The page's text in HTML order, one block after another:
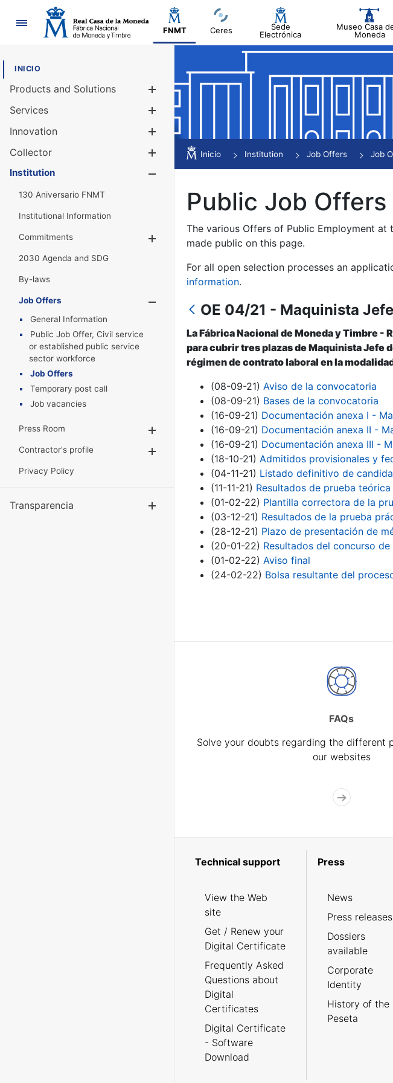
Navigation
FNMT Ceres
Sede
Electrónica
Museo Casa
Moneda
INICIO
Products and Solutions
Services
Innovation
Collector
Show/Hide
Institution
130 Aniversario FNMT
Institutional Information
Commitments
Show/Hide
2030 Agenda and SDG
By-laws
Job Offers
Show/Hide
General Information
Public Job Offer, Civil service
or established public service
sector workforce
Job Offers
Temporary post call
Job vacancies
Press Room
Show/Hide
Contractor's profile
Show/Hide
Privacy Policy
Transparencia Show/Hide
Inicio Institution Job Offers Job
Public Job Offers
The various Offers of Public Employment at
made public on this page.
For all open selection processes an
information.
OE 04/21 - Maquinista
La Fábrica Nacional de Moneda y Timbre -
para cubrir tres plazas de Maquinista Jefe
régimen de contrato laboral en la
(08-09-21) Aviso de la convocatoria
(08-09-21) Bases de la convocatoria
(16-09-21) Documentación anexa I -
(16-09-21) Documentación anexa II -
(16-09-21) Documentación anexa III -
(18-10-21) Admitidos provisionales y
(04-11-21) Listado definitivo de
(11-11-21) Resultados de prueba teórica
(01-02-22) Plantilla correctora de la
(03-12-21) Resultados de la prueba
(28-12-21) Plazo de presentación de
(20-01-22) Resultados del concurso
(01-02-22) Aviso final
(24-02-22) Bolsa resultante del
FAQs
Solve your doubts regarding the different
our websites
Technical support
View the Web
site
Get / Renew your
Digital Certificate
Frequently Asked
Questions about
Digital
Certificates
Digital Certificate
- Software
Download
Press
News
Press releases
Dossiers
available
Corporate
Identity
History of the
Peseta